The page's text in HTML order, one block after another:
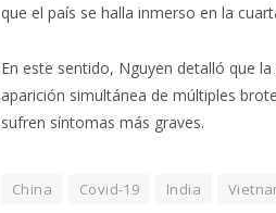
que el país se halla inmerso en la
En este sentido, Nguyen detalló que
aparición simultánea de múltiples
sufren síntomas más graves.
China Covid-19 India